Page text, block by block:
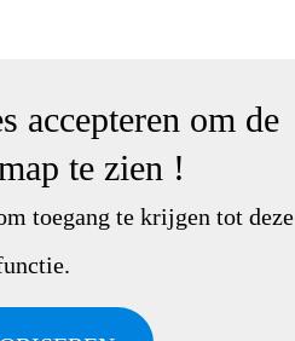
accepteren om de
te zien !
toegang te krijgen tot deze